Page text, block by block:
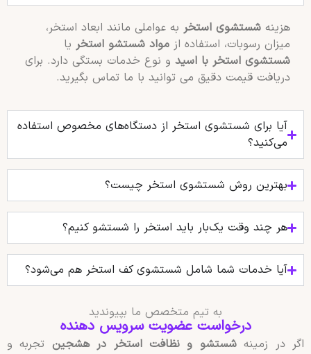
هزینه شستشوی استخربه عواملی مانند ابعاد استخر،
میزان رسوبات، استفاده از مواد شستشو استخریا
شستشوی استخر با اسیدو نوع خدمات بستگی دارد. برای
دریافت قیمت دقیق می توانید با ما تماس بگیرید.
آیا برای شستشوی استخر از دستگاه‌های مخصوص استفاده
می‌کنید؟
بهترین روش شستشوی استخر چیست؟
هر چند وقت یک‌بار باید استخر را شستشو کنیم؟
آیا خدمات شما شامل شستشوی کف استخر هم می‌شود؟
به تیم متخصص ما بپیوندید
درخواست عضویت سرویس دهنده
اگر در زمینه شستشو و نظافت استخر در هشجینتجربه و